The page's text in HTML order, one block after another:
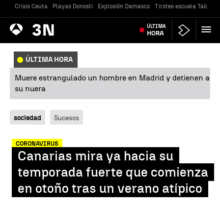
Crisis Ceuta Playas Donosti Explosión Damasco Tiroteo escuela
Antena
3 Noticias ÚLTIMA
HORA
ÚLTIMA HORA
Muere estrangulado un hombre en Madrid y detienen a
su nuera
sociedad Sucesos
CORONAVIRUS
Canarias mira ya hacia su
temporada fuerte que comienza
en otoño tras un verano atípico